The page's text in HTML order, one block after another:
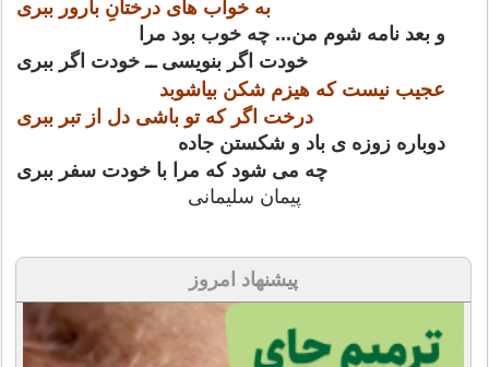
به خواب های درختانِ بارور ببری
و بعد نامه شوم من... چه خوب بود مرا
خودت اگر بنویسی ــ خودت اگر ببری
عجیب نیست که هیزم شکن بیاشوبد
درخت اگر که تو باشی دل از تبر ببری
دوباره زوزه ی باد و شکستن جاده
چه می شود که مرا با خودت سفر ببری
پیمان سلیمانی
پیشنهاد امروز